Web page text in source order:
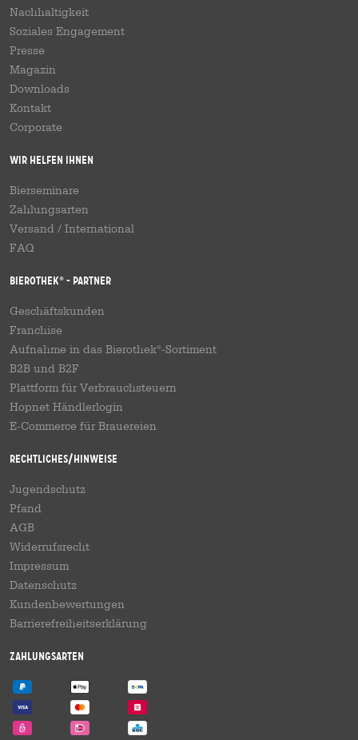
Nachhaltigkeit
Soziales Engagement
Presse
Magazin
Downloads
Kontakt
Corporate
Wir helfen Ihnen
Bierseminare
Zahlungsarten
Versand / International
FAQ
Bierothek® - Partner
Geschäftskunden
Franchise
Aufnahme in das Bierothek®-Sortiment
B2B und B2F
Plattform für Verbrauchsteuern
Hopnet Händlerlogin
E-Commerce für Brauereien
Rechtliches/Hinweise
Jugendschutz
Pfand
AGB
Widerrufsrecht
Impressum
Datenschutz
Kundenbewertungen
Barrierefreiheitserklärung
Zahlungsarten